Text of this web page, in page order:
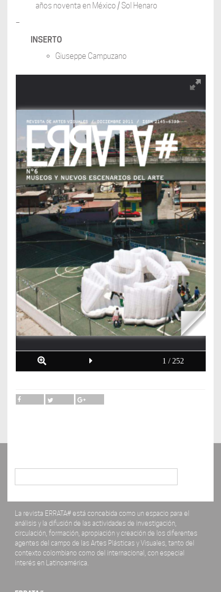
años noventa en México / Sol Henaro
–
INSERTO
Giuseppe Campuzano
La revista ERRATA# está concebida como un espacio para el
análisis y la difusión de las actividades de investigación,
circulación, formación, apropiación y creación de los diferentes
agentes del campo de las Artes Plásticas y Visuales, tanto del
contexto colombiano como del internacional, con especial
interés en Latinoamérica.